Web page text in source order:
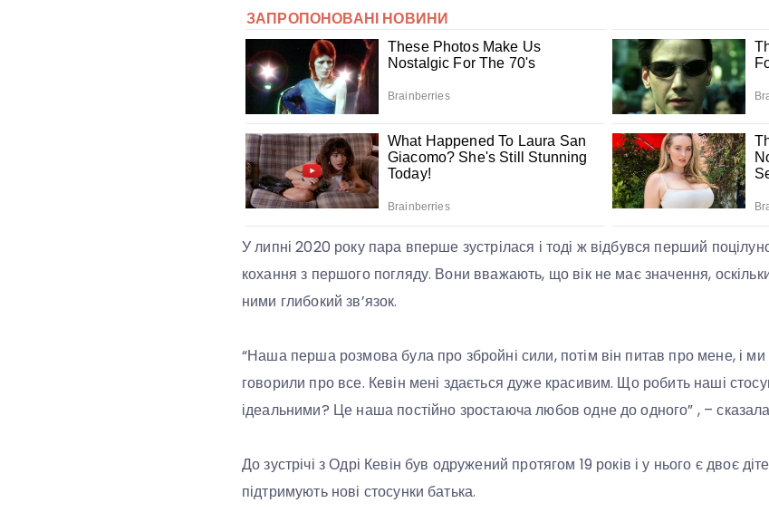
У липні 2020 року пара вперше зустрілася і тоді ж відбувся перший
кохання з першого погляду. Вони вважають, що вік не має значення,
ними глибокий зв’язок.
“Наша перша розмова була про збройні сили, потім він питав про мене, і
говорили про все. Кевін мені здається дуже красивим. Що робить наші
ідеальними? Це наша постійно зростаюча любов одне до одного” , –
До зустрічі з Одрі Кевін був одружений протягом 19 років і у нього є двоє
підтримують нові стосунки батька.